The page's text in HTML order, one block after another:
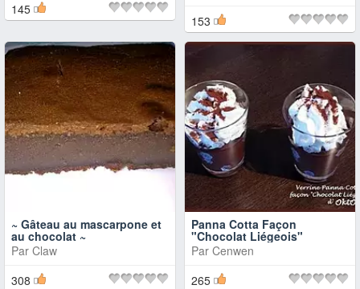
145
153
~ Gâteau au mascarpone et
au chocolat ~
Par Claw
308
Panna Cotta Façon
"Chocolat Liégeois"
Par Cenwen
265